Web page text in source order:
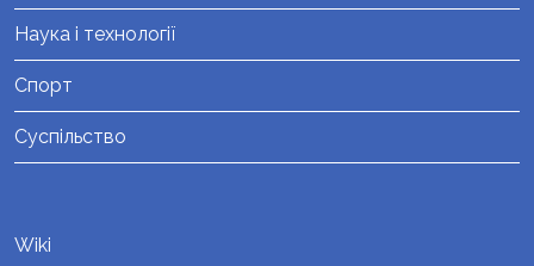
Наука і технології
Спорт
Суспільство
Wiki